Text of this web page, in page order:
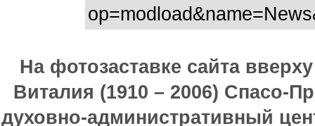
На фотозаставке сайта
Виталия (1910 – 2006) Спасо-
духовно-административный